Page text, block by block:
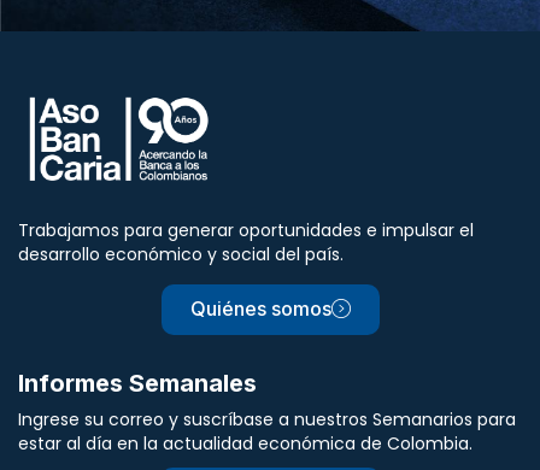
Trabajamos para generar oportunidades e impulsar el
desarrollo económico y social del país.
Quiénes somos
Informes Semanales
Ingrese su correo y suscríbase a nuestros Semanarios para
estar al día en la actualidad económica de Colombia.